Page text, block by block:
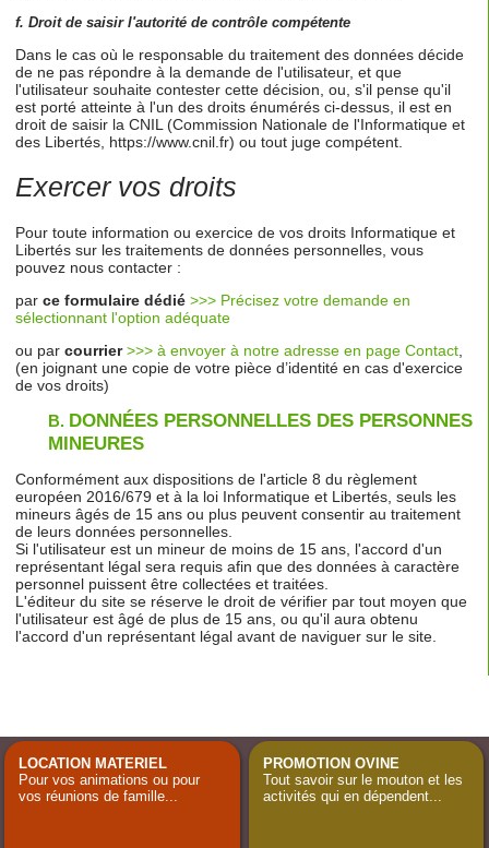
f. Droit de saisir l'autorité de contrôle compétente
Dans le cas où le responsable du traitement des données décide
de ne pas répondre à la demande de l'utilisateur, et que
l'utilisateur souhaite contester cette décision, ou, s'il pense qu'il
est porté atteinte à l'un des droits énumérés ci-dessus, il est en
droit de saisir la CNIL (Commission Nationale de l'Informatique et
des Libertés, https://www.cnil.fr) ou tout juge compétent.
Exercer vos droits
Pour toute information ou exercice de vos droits Informatique et
Libertés sur les traitements de données personnelles, vous
pouvez nous contacter :
par ce formulaire dédié >>> Précisez votre demande en
sélectionnant l'option adéquate
ou par courrier >>> à envoyer à notre adresse en page Contact
(en joignant une copie de votre pièce d’identité en cas d'exercice
de vos droits)
B. DONNÉES PERSONNELLES DES PERSONNES
MINEURES
Conformément aux dispositions de l'article 8 du règlement
européen 2016/679 et à la loi Informatique et Libertés, seuls les
mineurs âgés de 15 ans ou plus peuvent consentir au traitement
de leurs données personnelles.
Si l'utilisateur est un mineur de moins de 15 ans, l'accord d'un
représentant légal sera requis afin que des données à caractère
personnel puissent être collectées et traitées.
L'éditeur du site se réserve le droit de vérifier par tout moyen que
l'utilisateur est âgé de plus de 15 ans, ou qu'il aura obtenu
l'accord d'un représentant légal avant de naviguer sur le site.
LOCATION MATERIEL
Pour vos animations ou pour
vos réunions de famille...
PROMOTION OVINE
Tout savoir sur le mouton et les
activités qui en dépendent...